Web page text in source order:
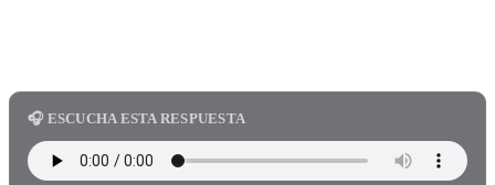
🎧 ESCUCHA ESTA RESPUESTA